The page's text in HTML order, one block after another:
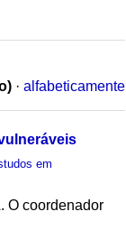
· alfabeticamente
em
O coordenador